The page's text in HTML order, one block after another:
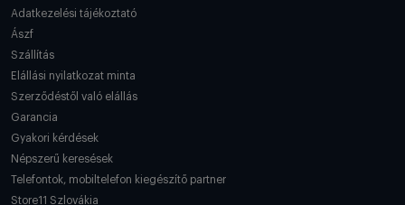
Adatkezelési tájékoztató
Ászf
Szállítás
Elállási nyilatkozat minta
Szerződéstől való elállás
Garancia
Gyakori kérdések
Népszerű keresések
Telefontok, mobiltelefon kiegészítő partner
Store11 Szlovákia